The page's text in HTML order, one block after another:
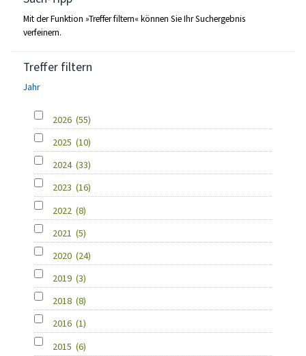
Mit der Funktion »Treffer filtern« können Sie Ihr Suchergebnis
verfeinern.
Treffer filtern
Jahr
2026 (55)
2025 (10)
2024 (33)
2023 (16)
2022 (8)
2021 (5)
2020 (24)
2019 (3)
2018 (8)
2016 (1)
2015 (6)